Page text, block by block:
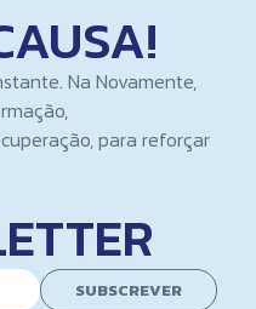
Na Novamente,
para reforçar
SUBSCREVER